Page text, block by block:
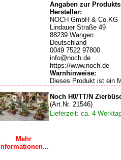
Angaben zur
Hersteller:
NOCH GmbH & Co.KG
Lindauer Straße 49
88239 Wangen
Deutschland
0049 7522 97800
info@noch.de
https://www.noch.de
Warnhinweise:
Dieses Produkt ist ein
Mehr
Informationen...
Noch H0/TT/N
(Art.Nr. 21546)
Lieferzeit: ca. 4